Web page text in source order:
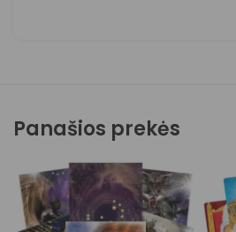
Panašios prekės